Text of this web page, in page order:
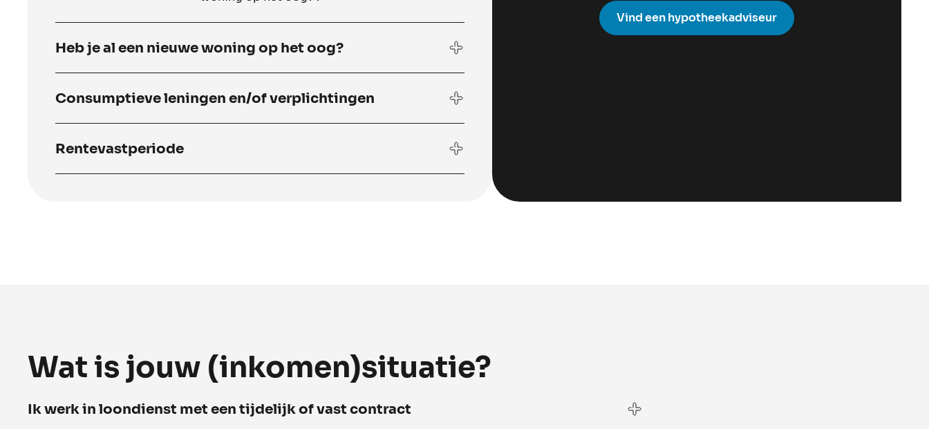
Heb je al een nieuwe woning op het oog?
Consumptieve leningen en/of verplichtingen
Rentevastperiode
Vind een hypotheekadviseur
Wat is jouw (inkomen)situatie?
Ik werk in loondienst met een tijdelijk of vast contract